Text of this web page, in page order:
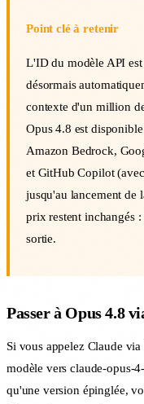
Point clé à retenir
L'ID du modèle API
désormais
contexte d'un million
Opus 4.8 est
Amazon Bedrock,
et GitHub Copilot
jusqu'au lancement de
prix restent inchangés
sortie.
Passer à Opus 4.8
Si vous appelez Claude
modèle vers claude-opus-
qu'une version épinglée,